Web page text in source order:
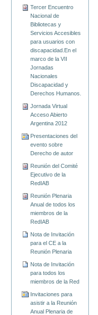
Tercer Encuentro
Nacional de
Bibliotecas y
Servicios Accesibles
para usuarios con
discapacidad.En el
marco de la VII
Jornadas
Nacionales
Discapacidad y
Derechos Humanos.
Jornada Virtual
Acceso Abierto
Argentina 2012
Presentaciones del
evento sobre
Derecho de autor
Reunión del Comité
Ejecutivo de la
RedIAB
Reunión Plenaria
Anual de todos los
miembros de la
RedIAB
Nota de Invitación
para el CE a la
Reunión Plenaria
Nota de Invitación
para todos los
miembros de la Red
Invitaciones para
asistir a la Reunión
Anual Plenaria de